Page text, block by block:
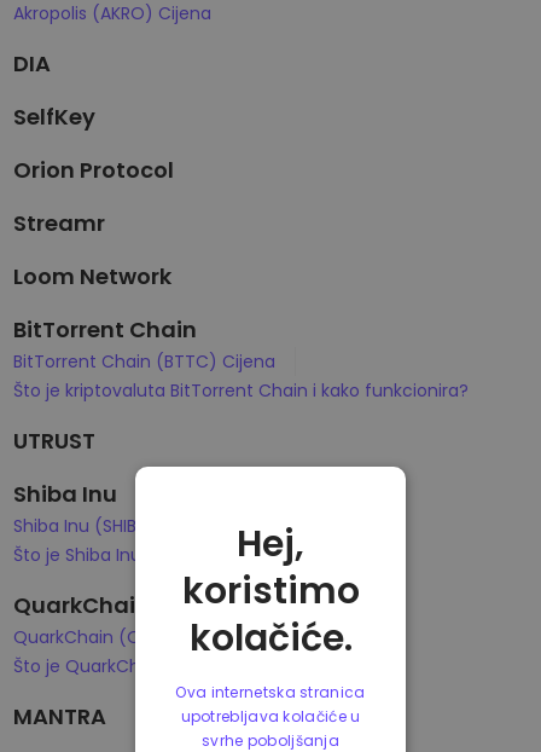
Akropolis (AKRO) Cijena
DIA
SelfKey
Orion Protocol
Streamr
Loom Network
BitTorrent Chain
BitTorrent Chain (BTTC) Cijena
Što je kriptovaluta BitTorrent Chain i kako funkcionira?
UTRUST
Shiba Inu
Shiba Inu (SHIB) Cijena
Što je Shiba Inu i kako funkcionira?
QuarkChain
QuarkChain (QKC) Cijena
Što je QuarkChain i kako funkcionira?
MANTRA
Hej,
koristimo
kolačiće.
Ova internetska stranica
upotrebljava kolačiće u
svrhe poboljšanja